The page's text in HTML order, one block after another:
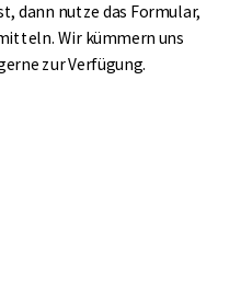
dann nutze das Formular,
Wir kümmern uns
zur Verfügung.